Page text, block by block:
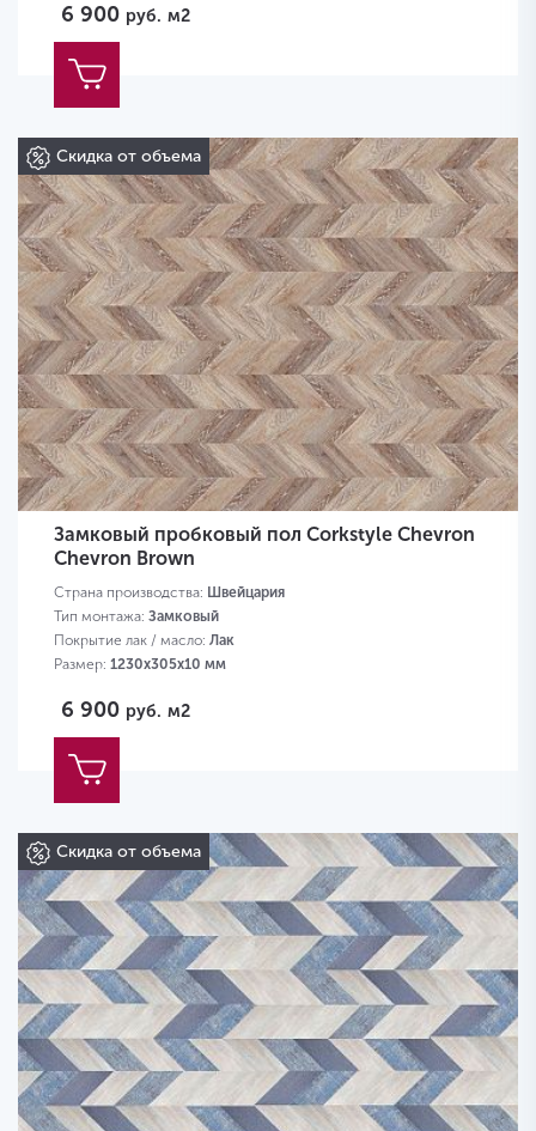
6 900 руб. м2
Скидка от объема
Замковый пробковый пол Corkstyle Chevron
Chevron Brown
Страна производства: Швейцария
Тип монтажа: Замковый
Покрытие лак / масло: Лак
Размер: 1230х305х10 мм
6 900 руб. м2
Скидка от объема